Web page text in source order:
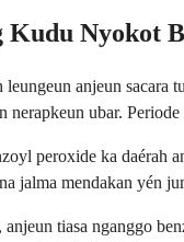
Nyokot
anjeun sacara
nerapkeun ubar.
peroxide ka daérah
jalma mendakan yén
tiasa nganggo